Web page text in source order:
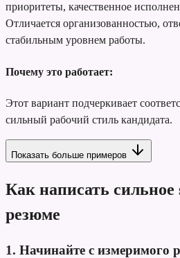
приоритеты, качественное
Отличается организованностью,
стабильным уровнем работы.
Почему это работает:
Этот вариант подчеркивает
сильный рабочий стиль кандидата.
Показать больше примеров
Как написать
резюме
1. Начинайте с измеримого